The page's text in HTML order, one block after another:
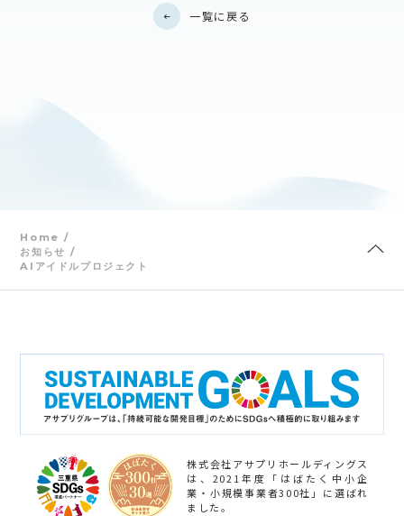
一覧に戻る
Home
お知らせ
AIアイドルプロジェクト
株式会社アサプリホールディングス
は、2021年度「はばたく中小企
業・小規模事業者300社」に選ばれ
ました。